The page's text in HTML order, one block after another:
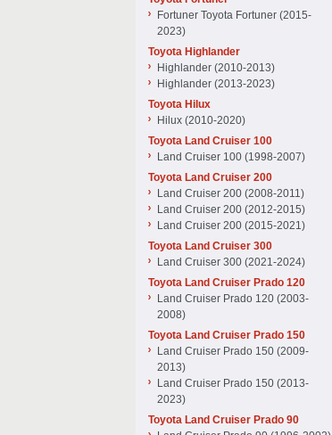
Fortuner Toyota Fortuner (2015-
2023)
Toyota Highlander
Highlander (2010-2013)
Highlander (2013-2023)
Toyota Hilux
Hilux (2010-2020)
Toyota Land Cruiser 100
Land Cruiser 100 (1998-2007)
Toyota Land Cruiser 200
Land Cruiser 200 (2008-2011)
Land Cruiser 200 (2012-2015)
Land Cruiser 200 (2015-2021)
Toyota Land Cruiser 300
Land Cruiser 300 (2021-2024)
Toyota Land Cruiser Prado 120
Land Cruiser Prado 120 (2003-
2008)
Toyota Land Cruiser Prado 150
Land Cruiser Prado 150 (2009-
2013)
Land Cruiser Prado 150 (2013-
2023)
Toyota Land Cruiser Prado 90